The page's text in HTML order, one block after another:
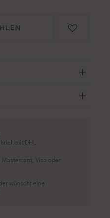
mit DHL
Visa oder
wünscht eine